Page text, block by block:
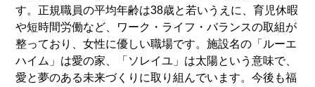
す。正規職員の平均年齢は38歳と若いうえに、育児休暇
や短時間労働など、ワーク・ライフ・バランスの取組が
整っており、女性に優しい職場です。施設名の「ルーエ
ハイム」は愛の家、「ソレイユ」は太陽という意味で、
愛と夢のある未来づくりに取り組んでいます。今後も福